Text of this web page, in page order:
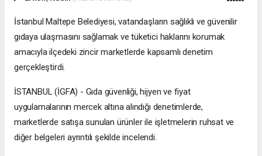
İstanbul Maltepe Belediyesi, vatandaşların sağlıklı ve güvenilir
gıdaya ulaşmasını sağlamak ve tüketici haklarını korumak
amacıyla ilçedeki zincir marketlerde kapsamlı denetim
gerçekleştirdi.
İSTANBUL (İGFA) - Gıda güvenliği, hijyen ve fiyat
uygulamalarının mercek altına alındığı denetimlerde,
marketlerde satışa sunulan ürünler ile işletmelerin ruhsat ve
diğer belgeleri ayrıntılı şekilde incelendi.